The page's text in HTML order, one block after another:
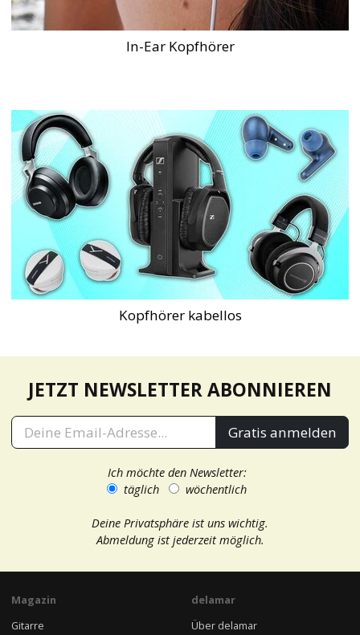
In-Ear Kopfhörer
Kopfhörer kabellos
JETZT NEWSLETTER ABONNIEREN
Gratis anmelden
Ich möchte den Newsletter:
täglich
wöchentlich
Deine Privatsphäre ist uns wichtig.
Abmeldung ist jederzeit möglich.
Magazin
Gitarre
delamar
Über delamar